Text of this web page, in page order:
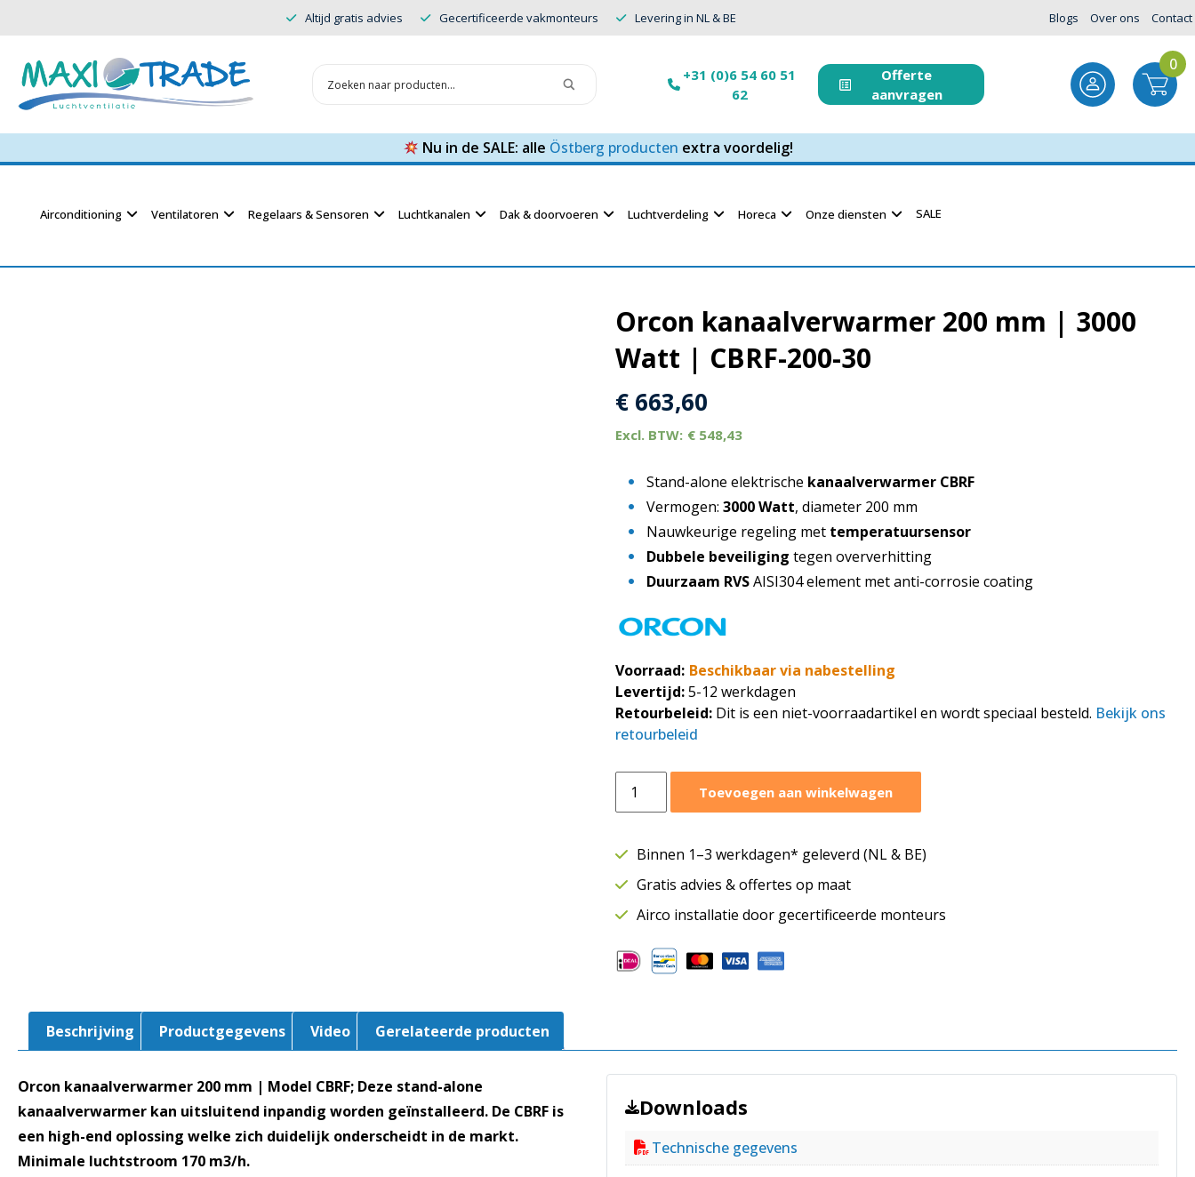
Altijd gratis advies Gecertificeerde vakmonteurs Levering in NL & BE Blogs Over ons Contact
+31 (0)6 54 60 51
62
Offerte
aanvragen
0
Nu in de SALE: alle Östberg producten extra voordelig!
Airconditioning Ventilatoren Regelaars & Sensoren Luchtkanalen Dak & doorvoeren Luchtverdeling Horeca Onze diensten SALE
Orcon kanaalverwarmer 200 mm | 3000
Watt | CBRF-200-30
€ 663,60
€ 548,43
Stand-alone elektrische kanaalverwarmer CBRF
Vermogen: 3000 Watt, diameter 200 mm
Nauwkeurige regeling met temperatuursensor
Dubbele beveiliging tegen oververhitting
Duurzaam RVSAISI304 element met anti-corrosie coating
Voorraad: Beschikbaar via nabestelling
Levertijd:5-12 werkdagen
Retourbeleid: Dit is een niet-voorraadartikel en wordt speciaal besteld. Bekijk ons
retourbeleid
kanaalverwarmer
mm
3000
Watt
CBRF-
200-
Toevoegen aan winkelwagen
Binnen 1–3 werkdagen* geleverd (NL & BE)
Gratis advies & offertes op maat
Airco installatie door gecertificeerde monteurs
Beschrijving Productgegevens Video Gerelateerde producten
Orcon kanaalverwarmer 200 mm | Model CBRF; Deze stand-alone
kanaalverwarmer kan uitsluitend inpandig worden geïnstalleerd. De CBRF is
een high-end oplossing welke zich duidelijk onderscheidt in de markt.
Minimale luchtstroom 170 m3/h.
Downloads
Technische gegevens